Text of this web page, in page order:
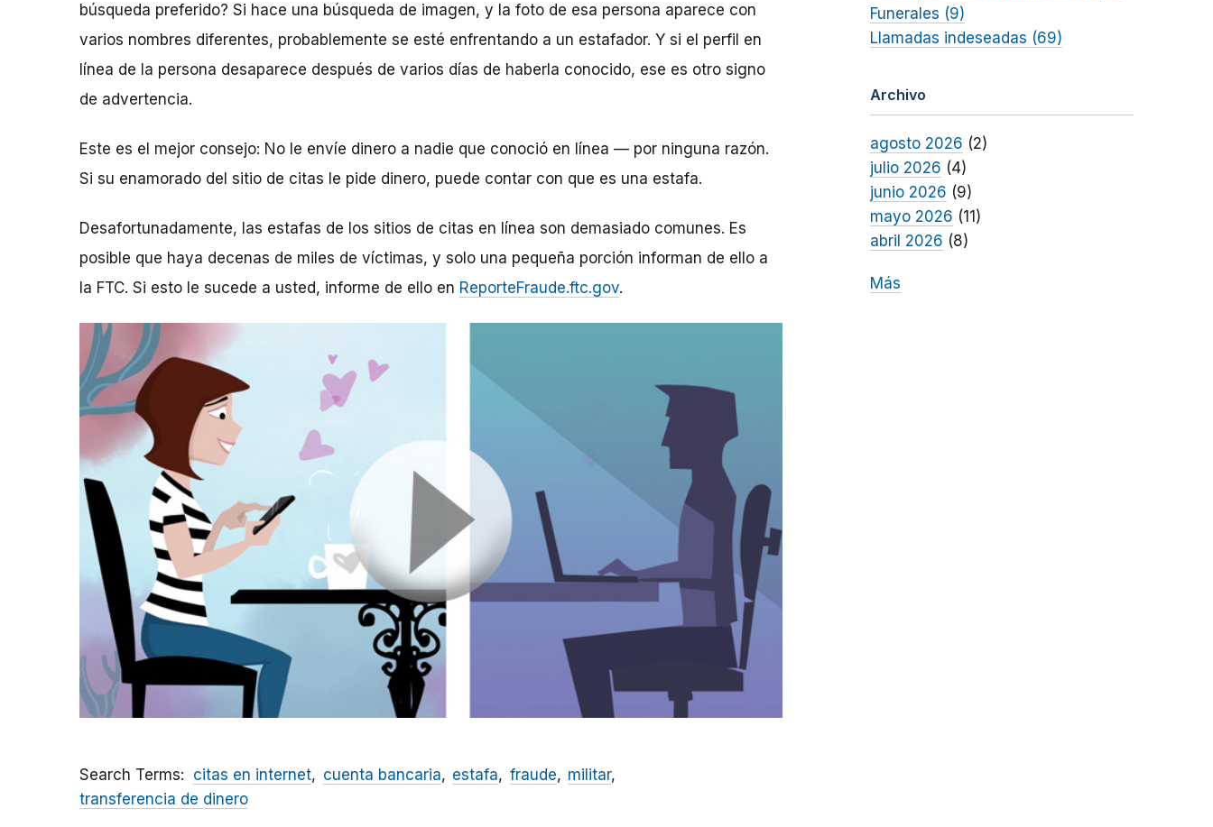
búsqueda preferido? Si hace una búsqueda de imagen, y la foto de esa persona aparece con
varios nombres diferentes, probablemente se esté enfrentando a un estafador. Y si el perfil en
línea de la persona desaparece después de varios días de haberla conocido, ese es otro signo
de advertencia.
Este es el mejor consejo: No le envíe dinero a nadie que conoció en línea — por ninguna razón.
Si su enamorado del sitio de citas le pide dinero, puede contar con que es una estafa.
Desafortunadamente, las estafas de los sitios de citas en línea son demasiado comunes. Es
posible que haya decenas de miles de víctimas, y solo una pequeña porción informan de ello a
la FTC. Si esto le sucede a usted, informe de ello en ReporteFraude.ftc.gov.
Search Terms citas en internet cuenta bancaria estafa fraude
militar
transferencia de dinero
Funerales (9)
Llamadas indeseadas (69)
Archivo
agosto 2026 (2)
julio 2026 (4)
junio 2026 (9)
mayo 2026 (11)
abril 2026 (8)
Más